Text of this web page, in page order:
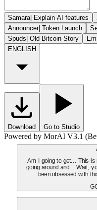
Samara| Explain AI features
Announcer| Token Launch
Spuds| Old Bitcoin Story
ENGLISH
Download Go to Studio
Powered by MorAI V3.1
Am I going to get... This
going around and... Wait,
been obsessed with